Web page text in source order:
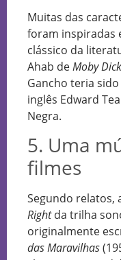
Muitas das
foram inspiradas
clássico da
Ahab deMoby Dick
Gancho teria
inglês Edward
Negra.
5. Uma
filmes
Segundo relatos,
Rightda trilha
originalmente
das Maravilhas